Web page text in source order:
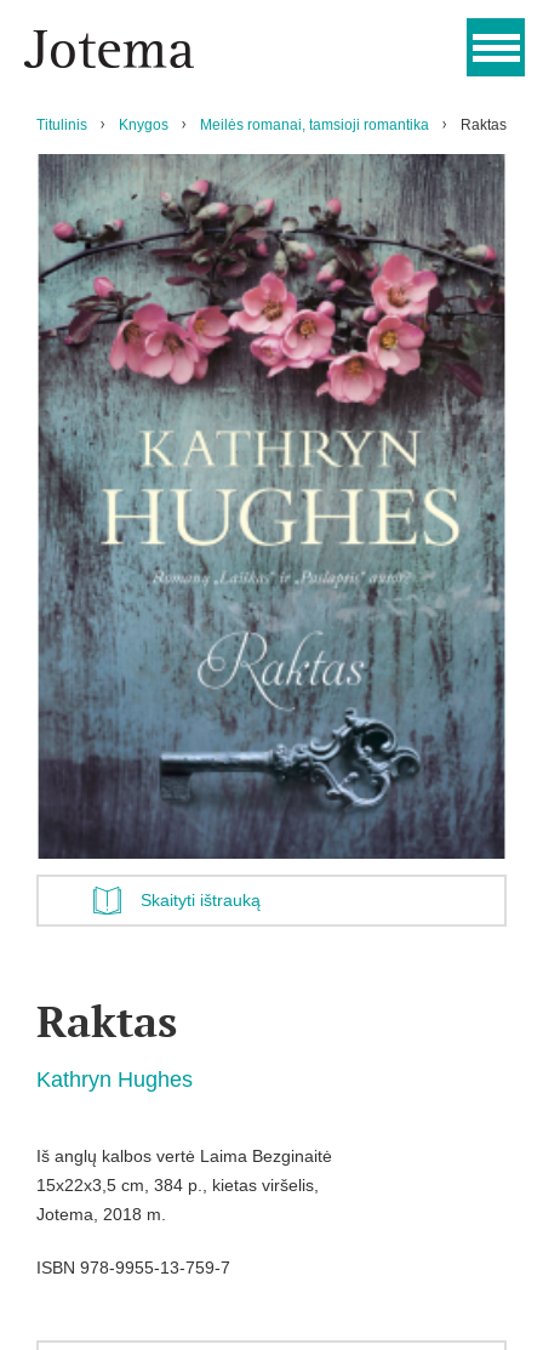
Titulinis Knygos Meilės romanai, tamsioji romantika Raktas
Skaityti ištrauką
Raktas
Kathryn Hughes
Iš anglų kalbos vertė Laima Bezginaitė
15x22x3,5 cm, 384 p., kietas viršelis,
Jotema, 2018 m.
ISBN 978-9955-13-759-7